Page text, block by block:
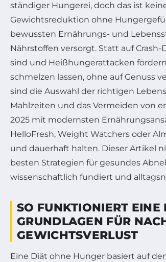
ständiger Hungerei, doch das ist
Gewichtsreduktion ohne
bewussten Ernährungs- und
Nährstoffen versorgt. Statt auf
sind und Heißhungerattacken
schmelzen lassen, ohne auf Genuss
sind die Auswahl der richtigen
Mahlzeiten und das Vermeiden von
2025 mit modernsten
HelloFresh, Weight Watchers oder
und dauerhaft halten. Dieser Artikel
besten Strategien für gesundes
wissenschaftlich fundiert und
SO FUNKTIONIERT
GRUNDLAGEN FÜR
GEWICHTSVERLUST
Eine Diät ohne Hunger basiert auf